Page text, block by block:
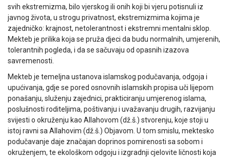
svih ekstremizma, bilo vjerskog ili onih koji bi vjeru potisnuli iz
javnog života, u strogu privatnost, ekstremizmima kojima je
zajedničko: krajnost, netolerantnost i ekstremni mentalni sklop.
Mekteb je prilika koja se pruža djeci da budu normalnih, umjerenih,
tolerantnih pogleda, i da se sačuvaju od opasnih izazova
savremenosti.
Mekteb je temeljna ustanova islamskog podučavanja, odgoja i
upućivanja, gdje se pored osnovnih islamskih propisa uči lijepom
ponašanju, služenju zajednici, prakticiranju umjerenog islama,
poslušnosti roditeljima, poštivanju i uvažavanju drugih, razvijanju
svijesti o okruženju kao Allahovom (dž.š.) stvorenju, koje stoji u
istoj ravni sa Allahovim (dž.š.) Objavom. U tom smislu, mektesko
podučavanje daje značajan doprinos pomirenosti sa sobom i
okruženjem, te ekološkom odgoju i izgradnji cjelovite ličnosti koja